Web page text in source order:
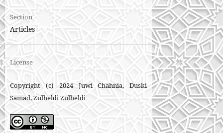
Section
Articles
License
Copyright (c) 2024 Juwi Chahnia, Duski
Samad, Zulheldi Zulheldi